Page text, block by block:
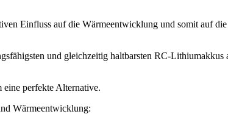
Einfluss auf die Wärmeentwicklung und somit auf
und gleichzeitig haltbarsten RC-
perfekte Alternative.
Wärmeentwicklung: